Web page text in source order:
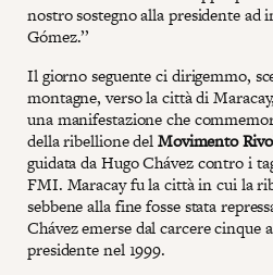
nostro sostegno alla presidente ad
Gómez.’’
Il giorno seguente ci dirigemmo,
montagne, verso la città di
una manifestazione che
della ribellione delMovimento
guidata da Hugo Chávez contro i
FMI. Maracay fu la città in cui la
sebbene alla fine fosse stata
Chávez emerse dal carcere cinque
presidente nel 1999.